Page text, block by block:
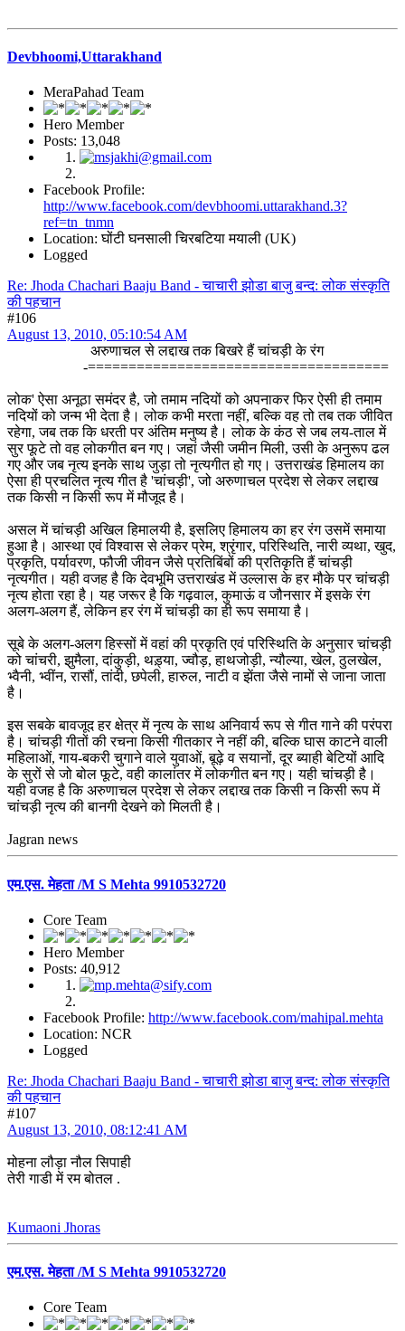
Devbhoomi,Uttarakhand
MeraPahad Team
Hero Member
Posts: 13,048
Facebook Profile:
http://www.facebook.com/devbhoomi.uttarakhand.3?
ref=tn_tnmn
Location: घोंटी घनसाली चिरबटिया मयाली (UK)
Logged
Re: Jhoda Chachari Baaju Band - चाचारी झोडा बाजु बन्द: लोक संस्कृति
की पहचान
#106
August 13, 2010, 05:10:54 AM
अरुणाचल से लद्दाख तक बिखरे हैं चांचड़ी के रंग
-=====================================
लोक' ऐसा अनूठा समंदर है, जो तमाम नदियों को अपनाकर फिर ऐसी ही तमाम
नदियों को जन्म भी देता है। लोक कभी मरता नहीं, बल्कि वह तो तब तक जीवित
रहेगा, जब तक कि धरती पर अंतिम मनुष्य है। लोक के कंठ से जब लय-ताल में
सुर फूटे तो वह लोकगीत बन गए। जहां जैसी जमीन मिली, उसी के अनुरूप ढल
गए और जब नृत्य इनके साथ जुड़ा तो नृत्यगीत हो गए। उत्तराखंड हिमालय का
ऐसा ही प्रचलित नृत्य गीत है 'चांचड़ी', जो अरुणाचल प्रदेश से लेकर लद्दाख
तक किसी न किसी रूप में मौजूद है।
असल में चांचड़ी अखिल हिमालयी है, इसलिए हिमालय का हर रंग उसमें समाया
हुआ है। आस्था एवं विश्वास से लेकर प्रेम, श्रृंगार, परिस्थिति, नारी व्यथा, खुद,
प्रकृति, पर्यावरण, फौजी जीवन जैसे प्रतिबिंबों की प्रतिकृति हैं चांचड़ी
नृत्यगीत। यही वजह है कि देवभूमि उत्तराखंड में उल्लास के हर मौके पर चांचड़ी
नृत्य होता रहा है। यह जरूर है कि गढ़वाल, कुमाऊं व जौनसार में इसके रंग
अलग-अलग हैं, लेकिन हर रंग में चांचड़ी का ही रूप समाया है।
सूबे के अलग-अलग हिस्सों में वहां की प्रकृति एवं परिस्थिति के अनुसार चांचड़ी
को चांचरी, झुमैला, दांकुड़ी, थड़्या, ज्वौड़, हाथजोड़ी, न्यौल्या, खेल, ठुलखेल,
भ्वैनी, भ्वींन, रासौं, तांदी, छपेली, हारुल, नाटी व झेंता जैसे नामों से जाना जाता
है।
इस सबके बावजूद हर क्षेत्र में नृत्य के साथ अनिवार्य रूप से गीत गाने की परंपरा
है। चांचड़ी गीतों की रचना किसी गीतकार ने नहीं की, बल्कि घास काटने वाली
महिलाओं, गाय-बकरी चुगाने वाले युवाओं, बूढ़े व सयानों, दूर ब्याही बेटियों आदि
के सुरों से जो बोल फूटे, वही कालांतर में लोकगीत बन गए। यही चांचड़ी है।
यही वजह है कि अरुणाचल प्रदेश से लेकर लद्दाख तक किसी न किसी रूप में
चांचड़ी नृत्य की बानगी देखने को मिलती है।
Jagran news
एम.एस. मेहता /M S Mehta 9910532720
Core Team
Hero Member
Posts: 40,912
Facebook Profile: http://www.facebook.com/mahipal.mehta
Location: NCR
Logged
Re: Jhoda Chachari Baaju Band - चाचारी झोडा बाजु बन्द: लोक संस्कृति
की पहचान
#107
August 13, 2010, 08:12:41 AM
मोहना लौड़ा नौल सिपाही
तेरी गाडी में रम बोतल .
Kumaoni Jhoras
एम.एस. मेहता /M S Mehta 9910532720
Core Team